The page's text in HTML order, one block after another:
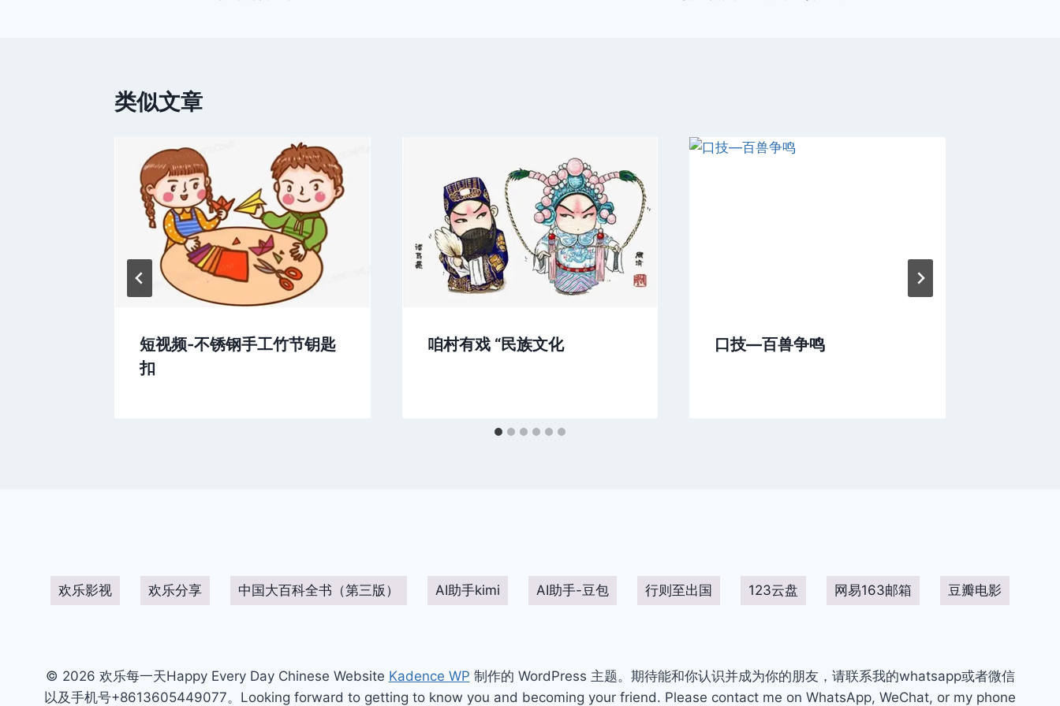
类似文章
短视频-不锈钢手工竹节钥匙
扣
咱村有戏 “民族文化 口技—百兽争鸣
欢乐影视 欢乐分享 中国大百科全书（第三版） AI助手kimi AI助手-豆包 行则至出国 123云盘 网易163邮箱 豆瓣电影
© 2026 欢乐每一天Happy Every Day Chinese Website Kadence WP 制作的 WordPress 主题。期待能和你认识并成为你的朋友，请联系我的whatsapp或者微信
以及手机号+8613605449077。Looking forward to getting to know you and becoming your friend. Please contact me on WhatsApp, WeChat, or my phone